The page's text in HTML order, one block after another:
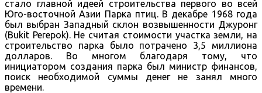
стало главной идеей строительства первого во всей
Юго-восточной Азии Парка птиц. В декабре 1968 года
был выбран Западный склон возвышенности Джуронг
(Bukit Perepok). Не считая стоимости участка земли, на
строительство парка было потрачено 3,5 миллиона
долларов. Во многом благодаря тому, что
инициатором создания парка был министр финансов,
поиск необходимой суммы денег не занял много
времени.